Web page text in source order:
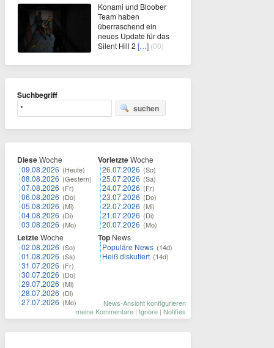
Konami und Bloober
Team haben
überraschend ein
neues Update für das
Silent Hill 2 […] (00)
Suchbegriff
suchen
DieseWoche
09.08.2026 (Heute)
08.08.2026 (Gestern)
07.08.2026 (Fr)
06.08.2026 (Do)
05.08.2026 (Mi)
04.08.2026 (Di)
03.08.2026 (Mo)
LetzteWoche
02.08.2026 (So)
01.08.2026 (Sa)
31.07.2026 (Fr)
30.07.2026 (Do)
29.07.2026 (Mi)
28.07.2026 (Di)
27.07.2026 (Mo)
VorletzteWoche
26.07.2026 (So)
25.07.2026 (Sa)
24.07.2026 (Fr)
23.07.2026 (Do)
22.07.2026 (Mi)
21.07.2026 (Di)
20.07.2026 (Mo)
Top News
Populäre News (14d)
Heiß diskutiert (14d)
News-Ansicht konfigurieren
meine Kommentare | Ignore | Notifies